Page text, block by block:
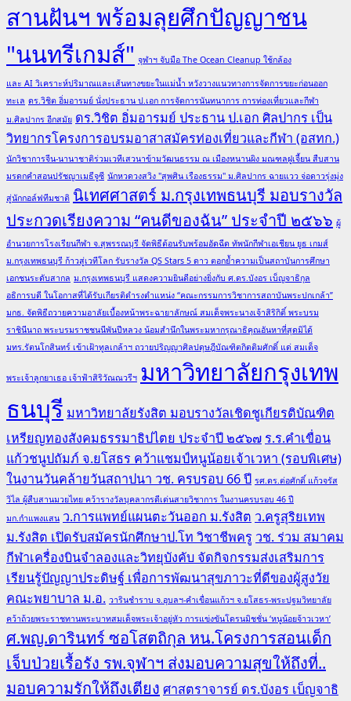
สานฝันฯ พร้อมลุยศึกปัญญาชน
"นนทรีเกมส์" จุฬาฯ จับมือ The Ocean Cleanup ใช้กล้อง
และ AI วิเคราะห์ปริมาณและเส้นทางขยะในแม่น้ำ หวังวางแนวทางการจัดการขยะก่อนออก
ทะเล ดร.วิชิต อิ่มอารมย์ นั่งประธาน ป.เอก การจัดการนันทนาการ การท่องเที่ยวและกีฬา
ม.ศิลปากร อีกสมัย ดร.วิชิต อิ่มอารมย์ ประธาน ป.เอก ศิลปากร เป็น
วิทยากรโครงการอบรมอาสาสมัครท่องเที่ยวและกีฬา (อสทก.)
นักวิชาการจีน-นานาชาติร่วมเวทีเสวนาข้ามวัฒนธรรม ณ เมืองหนานผิง มณฑลฝูเจี้ยน สืบสาน
มรดกคำสอนปรัชญาเมธีจูซี นักหวดวงสวิง "สุพศิน เรืองธรรม" ม.ศิลปากร ฉายแวว จ่อดาวรุ่งมุ่ง
สู่นักกอล์ฟทีมชาติ นิเทศศาสตร์ ม.กรุงเทพธนบุรี มอบรางวัล
ประกวดเรียงความ “คนดีของฉัน” ประจำปี ๒๕๖๖ ผู้
อำนวยการโรงเรียนกีฬา จ.สุพรรณบุรี จัดพิธีต้อนรับพร้อมอัดฉีด ทัพนักกีฬาเอเชียน ยูธ เกมส์
ม.กรุงเทพธนบุรี ก้าวสู่เวทีโลก รับรางวัล QS Stars 5 ดาว ตอกย้ำความเป็นสถาบันการศึกษา
เอกชนระดับสากล ม.กรุงเทพธนบุรี แสดงความยินดีอย่างยิ่งกับ ศ.ดร.บังอร เบ็ญจาธิกุล
อธิการบดี ในโอกาสที่ได้รับเกียรติดำรงตำแหน่ง “คณะกรรมการวิชาการสถาบันพระปกเกล้า”
มกธ. จัดพิธีถวายความอาลัยเบื้องหน้าพระฉายาลักษณ์ สมเด็จพระนางเจ้าสิริกิติ์ พระบรม
ราชินีนาถ พระบรมราชชนนีพันปีหลวง น้อมสำนึกในพระมหากรุณาธิคุณอันหาที่สุดมิได้
มทร.รัตนโกสินทร์ เข้าเฝ้าทูลเกล้าฯ ถวายปริญญาศิลปดุษฎีบัณฑิตกิตติมศักดิ์ แด่ สมเด็จ
พระเจ้าลูกยาเธอ เจ้าฟ้าสิริวัณณวรีฯ มหาวิทยาลัยกรุงเทพ
ธนบุรี มหาวิทยาลัยรังสิต มอบรางวัลเชิดชูเกียรติบัณฑิต
เหรียญทองสังคมธรรมาธิปไตย ประจำปี ๒๕๖๗ ร.ร.คำเขื่อน
แก้วชนูปถัมภ์ จ.ยโสธร คว้าแชมป์หนูน้อยเจ้าเวหา (รอบพิเศษ)
ในงานวันคล้ายวันสถาปนา วช. ครบรอบ 66 ปี รศ.ดร.ต่อศักดิ์ แก้วจรัส
วิไล ผู้สืบสานมวยไทย คว้ารางวัลบุคลากรดีเด่นสายวิชาการ ในงานครบรอบ 46 ปี
มก.กำแพงแสน ว.การแพทย์แผนตะวันออก ม.รังสิต ว.ครูสุริยเทพ
ม.รังสิต เปิดรับสมัครนักศึกษาป.โท วิชาชีพครู วช. ร่วม สมาคม
กีฬาเครื่องบินจำลองและวิทยุบังคับ จัดกิจกรรมส่งเสริมการ
เรียนรู้ปัญญาประดิษฐ์ เพื่อการพัฒนาสุขภาวะที่ดีของผู้สูงวัย
คณะพยาบาล ม.อ. วารินชำราบ จ.อุบลฯ-คำเขื่อนแก้วฯ จ.ยโสธร-พระปฐมวิทยาลัย
คว้าถ้วยพระราชทานพระบาทสมเด็จพระเจ้าอยู่หัว การแข่งขันโดรนมิชชั่น ‘หนูน้อยจ้าวเวหา’
ศ.พญ.ดารินทร์ ซอโสตถิกุล หน.โครงการสอนเด็ก
เจ็บป่วยเรื้อรัง รพ.จุฬาฯ ส่งมอบความสุขให้ถึงที่..
มอบความรักให้ถึงเตียง ศาสตราจารย์ ดร.บังอร เบ็ญจาธิ